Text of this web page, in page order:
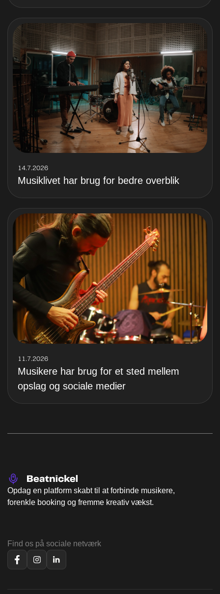
14.7.2026
Musiklivet har brug for bedre overblik
11.7.2026
Musikere har brug for et sted mellem
opslag og sociale medier
Opdag en platform skabt til at forbinde musikere,
forenkle booking og fremme kreativ vækst.
Find os på sociale netværk